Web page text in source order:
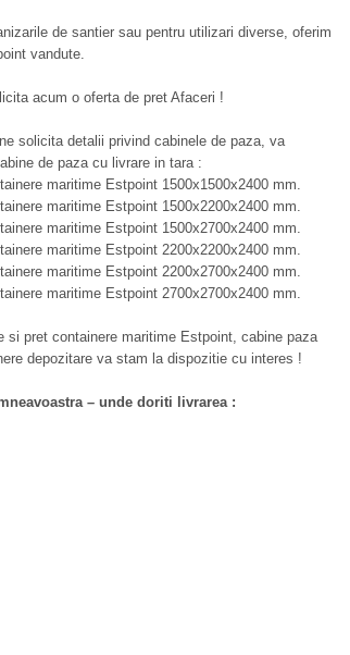
de santier sau pentru utilizari diverse, oferim
vandute.
acum o oferta de pret Afaceri !
solicita detalii privind cabinele de paza, va
de paza cu livrare in tara :
maritime Estpoint 1500x1500x2400 mm.
maritime Estpoint 1500x2200x2400 mm.
maritime Estpoint 1500x2700x2400 mm.
maritime Estpoint 2200x2200x2400 mm.
maritime Estpoint 2200x2700x2400 mm.
maritime Estpoint 2700x2700x2400 mm.
pret containere maritime Estpoint, cabine paza
depozitare va stam la dispozitie cu interes !
– unde doriti livrarea :